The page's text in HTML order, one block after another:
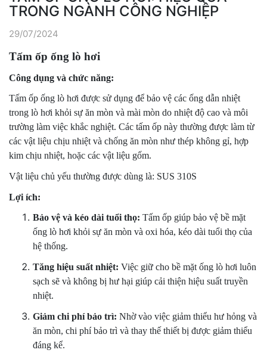
TRONG NGÀNH CÔNG NGHIỆP
29/07/2024
Tấm ốp ống lò hơi
Công dụng và chức năng:
Tấm ốp ống lò hơi được sử dụng để bảo vệ các ống dẫn nhiệt
trong lò hơi khỏi sự ăn mòn và mài mòn do nhiệt độ cao và môi
trường làm việc khắc nghiệt. Các tấm ốp này thường được làm từ
các vật liệu chịu nhiệt và chống ăn mòn như thép không gỉ, hợp
kim chịu nhiệt, hoặc các vật liệu gốm.
Vật liệu chủ yếu thường được dùng là: SUS 310S
Lợi ích:
Bảo vệ và kéo dài tuổi thọ: Tấm ốp giúp bảo vệ bề mặt
ống lò hơi khỏi sự ăn mòn và oxi hóa, kéo dài tuổi thọ của
hệ thống.
Tăng hiệu suất nhiệt: Việc giữ cho bề mặt ống lò hơi luôn
sạch sẽ và không bị hư hại giúp cải thiện hiệu suất truyền
nhiệt.
Giảm chi phí bảo trì: Nhờ vào việc giảm thiểu hư hỏng và
ăn mòn, chi phí bảo trì và thay thế thiết bị được giảm thiểu
đáng kể.